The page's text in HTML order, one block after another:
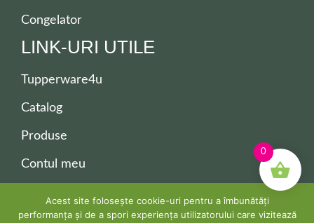
Congelator
LINK-URI UTILE
Tupperware4u
Catalog
Produse
Contul meu
0
Acest site folosește cookie-uri pentru a îmbunătăți
performanța și de a spori experiența utilizatorului care vizitează